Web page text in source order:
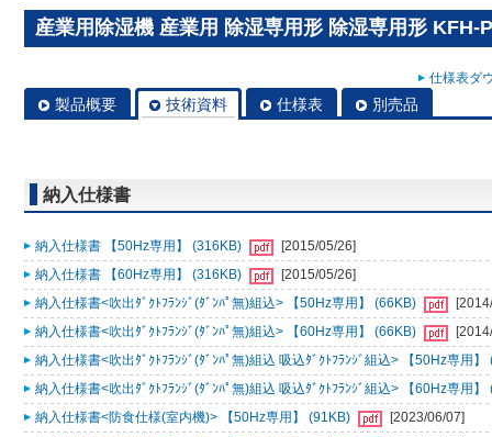
産業用除湿機 産業用 除湿専用形 除湿専用形 KFH-
仕様表ダ
製品概要 技術資料 仕様表 別売品
納入仕様書
納入仕様書 【50Hz専用】 (316KB)
[2015/05/26]
納入仕様書 【60Hz専用】 (316KB)
[2015/05/26]
納入仕様書<吹出ﾀﾞｸﾄﾌﾗﾝｼﾞ(ﾀﾞﾝﾊﾟ無)組込> 【50Hz専用】 (66KB)
納入仕様書<吹出ﾀﾞｸﾄﾌﾗﾝｼﾞ(ﾀﾞﾝﾊﾟ無)組込> 【60Hz専用】 (66KB)
納入仕様書<吹出ﾀﾞｸﾄﾌﾗﾝｼﾞ(ﾀﾞﾝﾊﾟ無)組込 吸込ﾀﾞｸﾄﾌﾗﾝｼﾞ組込> 【50Hz専用
納入仕様書<吹出ﾀﾞｸﾄﾌﾗﾝｼﾞ(ﾀﾞﾝﾊﾟ無)組込 吸込ﾀﾞｸﾄﾌﾗﾝｼﾞ組込> 【60Hz専用
納入仕様書<防食仕様(室内機)> 【50Hz専用】 (91KB)
[2023/06/07]